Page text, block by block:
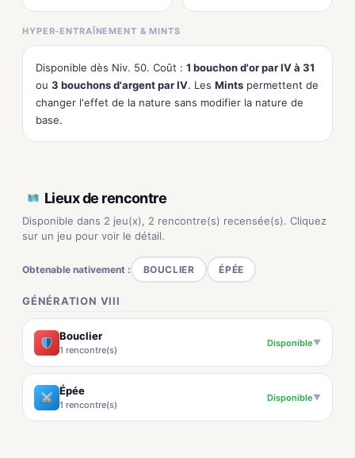
HYPER-ENTRAÎNEMENT & MINTS
Disponible dès Niv. 50. Coût : 1 bouchon d'or par IV à 31
ou 3 bouchons d'argent par IV. Les Mints permettent de
changer l'effet de la nature sans modifier la nature de
base.
Lieux de rencontre
Disponible dans 2 jeu(x), 2 rencontre(s) recensée(s). Cliquez
sur un jeu pour voir le détail.
Obtenable nativement : BOUCLIER ÉPÉE
GÉNÉRATION VIII
Bouclier
1 rencontre(s)
Disponible▼
Épée
1 rencontre(s)
Disponible▼